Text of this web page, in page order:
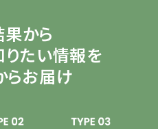
から
たい情報を
らお届け